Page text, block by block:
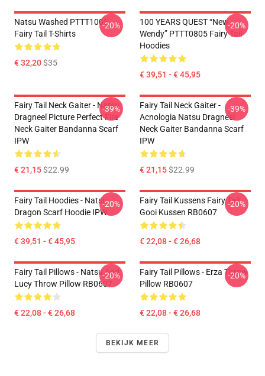
Natsu Washed PTTT1005
Fairy Tail T-Shirts
€ 32,20$35
-20%
100 YEARS QUEST “New
Wendy” PTTT0805 Fairy Tail
Hoodies
€ 39,51 - € 45,95
-20%
Fairy Tail Neck Gaiter - Natsu
Dragneel Picture Perfect Fire
Neck Gaiter Bandanna Scarf
IPW
€ 21,15$22.99
-39%
Fairy Tail Neck Gaiter -
Acnologia Natsu Dragneel
Neck Gaiter Bandanna Scarf
IPW
€ 21,15$22.99
-39%
Fairy Tail Hoodies - Natsu
Dragon Scarf Hoodie IPW
€ 39,51 - € 45,95
-20%
Fairy Tail Kussens Fairy Tail
Gooi Kussen RB0607
€ 22,08 - € 26,68
-20%
Fairy Tail Pillows - Natsu And
Lucy Throw Pillow RB0607
€ 22,08 - € 26,68
-20%
Fairy Tail Pillows - Erza Throw
Pillow RB0607
€ 22,08 - € 26,68
-20%
BEKIJK MEER